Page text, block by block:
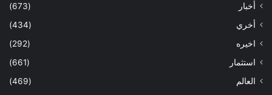
أخبار
(673)
أخري
(434)
اخيره
(292)
استثمار
(661)
العالم
(469)